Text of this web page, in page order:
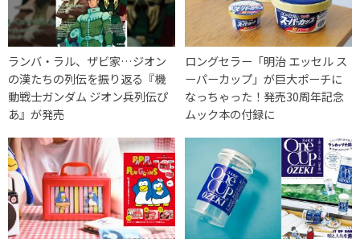
ランバ・ラル、ザビ家…ジオン
の漢たちの列伝を振り返る『機
動戦士ガンダム ジオン兵列伝ぴ
あ』が発売
ロングセラー「明治 エッセル ス
ーパーカップ」が巨大ポーチに
なっちゃった！発売30周年記念
ムック本の付録に